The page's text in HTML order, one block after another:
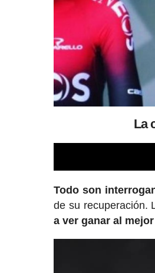
La
Todo son
de su recuperación.
a ver ganar al